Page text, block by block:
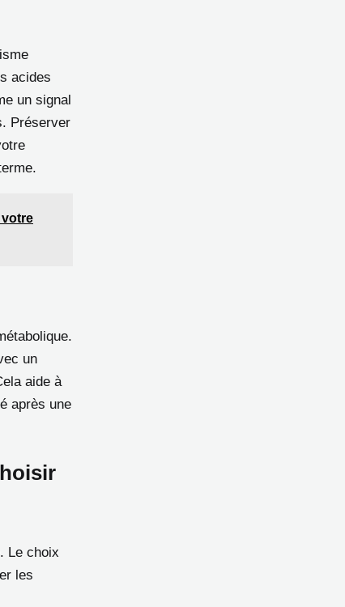
acides
un signal
Préserver
votre
un
aide à
après une
Le choix
les